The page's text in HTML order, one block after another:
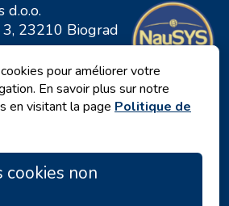
d.o.o.
23210 Biograd
MB:
pour améliorer votre
En savoir plus sur notre
en visitant la page Politique de
cookies non